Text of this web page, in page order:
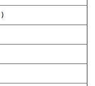
）